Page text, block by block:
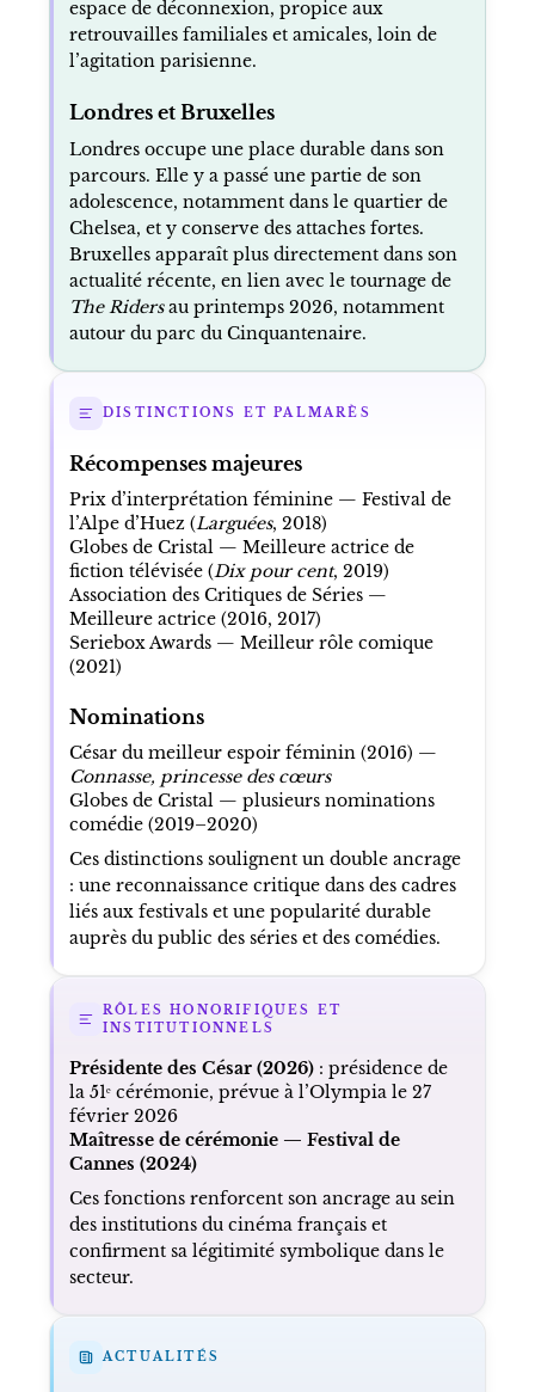
espace de déconnexion, propice aux
retrouvailles familiales et amicales, loin de
l’agitation parisienne.
Londres et Bruxelles
Londres occupe une place durable dans son
parcours. Elle y a passé une partie de son
adolescence, notamment dans le quartier de
Chelsea, et y conserve des attaches fortes.
Bruxelles apparaît plus directement dans son
actualité récente, en lien avec le tournage de
The Ridersau printemps 2026, notamment
autour du parc du Cinquantenaire.
DISTINCTIONS ET PALMARÈS
Récompenses majeures
Prix d’interprétation féminine — Festival de
l’Alpe d’Huez (Larguées, 2018)
Globes de Cristal — Meilleure actrice de
fiction télévisée (Dix pour cent, 2019)
Association des Critiques de Séries —
Meilleure actrice (2016, 2017)
Seriebox Awards — Meilleur rôle comique
(2021)
Nominations
César du meilleur espoir féminin (2016) —
Connasse, princesse des cœurs
Globes de Cristal — plusieurs nominations
comédie (2019–2020)
Ces distinctions soulignent un double ancrage
: une reconnaissance critique dans des cadres
liés aux festivals et une popularité durable
auprès du public des séries et des comédies.
RÔLES HONORIFIQUES ET
INSTITUTIONNELS
Présidente des César (2026): présidence de
la 51ᵉ cérémonie, prévue à l’Olympia le 27
février 2026
Maîtresse de cérémonie — Festival de
Cannes (2024)
Ces fonctions renforcent son ancrage au sein
des institutions du cinéma français et
confirment sa légitimité symbolique dans le
secteur.
ACTUALITÉS